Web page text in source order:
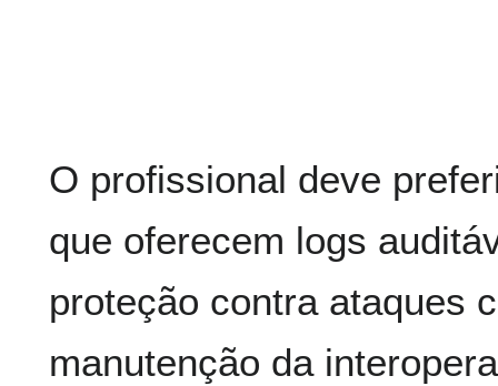
O profissional deve
que oferecem logs
proteção contra ataques
manutenção da